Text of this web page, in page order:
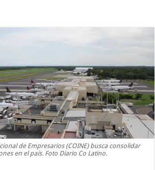
de Empresarios (COINE) busca consolidar
en el país. Foto Diario Co Latino.